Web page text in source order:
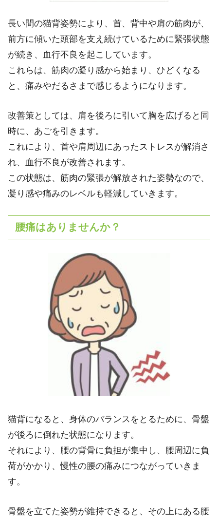
長い間の猫背姿勢により、首、背中や肩の筋肉が、
前方に傾いた頭部を支え続けているために緊張状態
が続き、血行不良を起こしています。
これらは、筋肉の凝り感から始まり、ひどくなる
と、痛みやだるさまで感じるようになります。
改善策としては、肩を後ろに引いて胸を広げると同
時に、あごを引きます。
これにより、首や肩周辺にあったストレスが解消さ
れ、血行不良が改善されます。
この状態は、筋肉の緊張が解放された姿勢なので、
凝り感や痛みのレベルも軽減していきます。
腰痛はありませんか？
猫背になると、身体のバランスをとるために、骨盤
が後ろに倒れた状態になります。
それにより、腰の背骨に負担が集中し、腰周辺に負
荷がかかり、慢性の腰の痛みにつながっていきま
す。
骨盤を立てた姿勢が維持できると、その上にある腰